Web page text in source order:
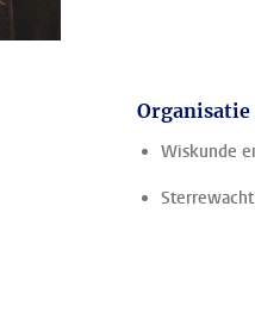
Organisatie
Wiskunde